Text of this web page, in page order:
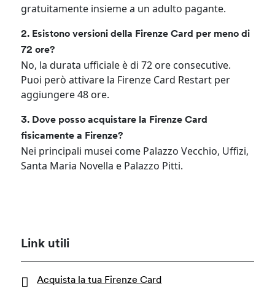
gratuitamente insieme a un adulto pagante.
2. Esistono versioni della Firenze Card per meno di
72 ore?
No, la durata ufficiale è di 72 ore consecutive.
Puoi però attivare la Firenze Card Restart per
aggiungere 48 ore.
3. Dove posso acquistare la Firenze Card
fisicamente a Firenze?
Nei principali musei come Palazzo Vecchio, Uffizi,
Santa Maria Novella e Palazzo Pitti.
Link utili
Acquista la tua Firenze Card